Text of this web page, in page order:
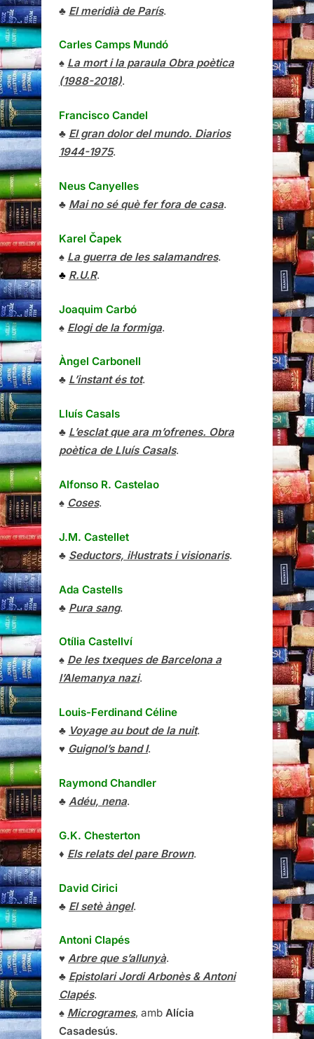
♣ El meridià de París.
Carles Camps Mundó
♠ La mort i la paraula Obra poètica
(1988-2018).
Francisco Candel
♣ El gran dolor del mundo. Diarios
1944-1975.
Neus Canyelles
♣ Mai no sé què fer fora de casa.
Karel Čapek
♠ La guerra de les salamandres.
♣ R.U.R.
Joaquim Carbó
♠ Elogi de la formiga.
Àngel Carbonell
♣ L’instant és tot.
Lluís Casals
♣ L’esclat que ara m’ofrenes. Obra
poètica de Lluís Casals.
Alfonso R. Castelao
♠ Coses.
J.M. Castellet
♣ Seductors, il·lustrats i visionaris.
Ada Castells
♣ Pura sang.
Otília Castellví
♠ De les txeques de Barcelona a
l’Alemanya nazi.
Louis-Ferdinand Céline
♣ Voyage au bout de la nuit.
♥ Guignol’s band I.
Raymond Chandler
♣ Adéu, nena.
G.K. Chesterton
♦ Els relats del pare Brown.
David Cirici
♣ El setè àngel.
Antoni Clapés
♥ Arbre que s’allunyà.
♣ Epistolari Jordi Arbonès & Antoni
Clapés.
♠ Microgrames, amb Alícia
Casadesús.